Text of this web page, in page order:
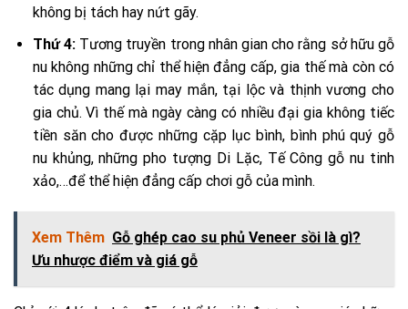
không bị tách hay nứt gãy.
Thứ 4: Tương truyền trong nhân gian cho rằng sở hữu gỗ
nu không những chỉ thể hiện đẳng cấp, gia thế mà còn có
tác dụng mang lại may mắn, tại lộc và thịnh vương cho
gia chủ. Vì thế mà ngày càng có nhiều đại gia không tiếc
tiền săn cho được những cặp lục bình, bình phú quý gỗ
nu khủng, những pho tượng Di Lặc, Tế Công gỗ nu tinh
xảo,…để thể hiện đẳng cấp chơi gỗ của mình.
Xem Thêm Gỗ ghép cao su phủ Veneer sồi là gì?
Ưu nhược điểm và giá gỗ